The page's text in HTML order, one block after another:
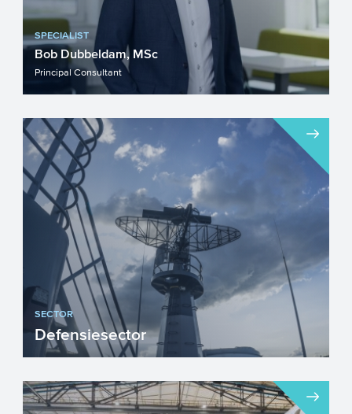
SPECIALIST
Bob Dubbeldam, MSc
Principal Consultant
SECTOR
Defensiesector
Innovatieve technologieën, producten en
diensten zijn onmisbaar om de veiligheid